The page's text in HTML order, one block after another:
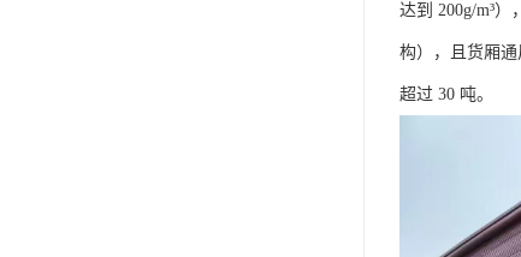
达到 200g/m³
构），且货厢
超过 30 吨。​